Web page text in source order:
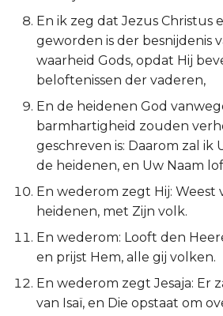
Nehémia
Esther
Psalmen
Spreuken
Prediker
Hooglied
En ik zeg dat Jezus Christus
geworden is der besnijdenis
waarheid Gods, opdat Hij
beloftenissen der vaderen,
En de heidenen God
barmhartigheid zouden
geschreven is: Daarom zal ik
de heidenen, en Uw Naam
En wederom zegt Hij: Weest
heidenen, met Zijn volk.
En wederom: Looft den
en prijst Hem, alle gij volken.
En wederom zegt Jesaja: Er
van Isaï, en Die opstaat om